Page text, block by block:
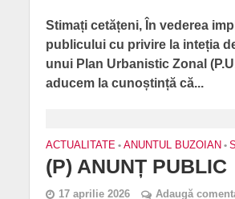
Stimați cetățeni, În vederea
publicului cu privire la inteția
unui Plan Urbanistic Zonal
aducem la cunoștință că...
ACTUALITATE • ANUNTUL BUZOIAN •
(P) ANUNȚ PUBLIC
17 aprilie 2026 Adaugă